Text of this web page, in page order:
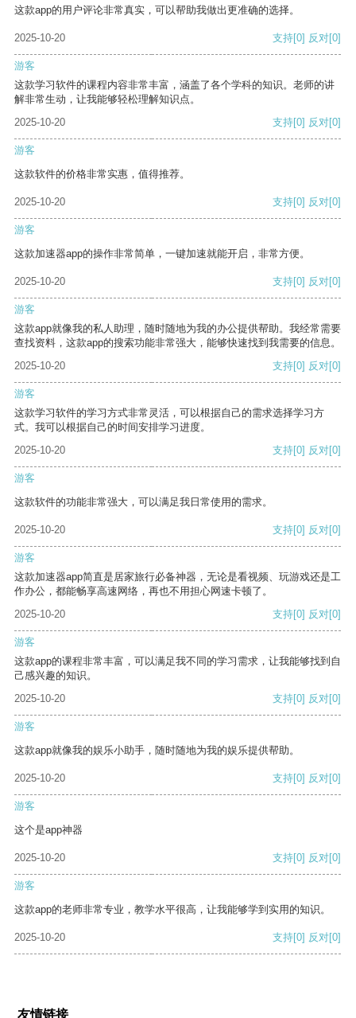
这款app的用户评论非常真实，可以帮助我做出更准确的选择。
2025-10-20 支持[0] 反对[0]
游客
这款学习软件的课程内容非常丰富，涵盖了各个学科的知识。老师的讲
解非常生动，让我能够轻松理解知识点。
2025-10-20
支持[0] 反对[0]
游客
这款软件的价格非常实惠，值得推荐。
2025-10-20 支持[0] 反对[0]
游客
这款加速器app的操作非常简单，一键加速就能开启，非常方便。
2025-10-20 支持[0] 反对[0]
游客
这款app就像我的私人助理，随时随地为我的办公提供帮助。我经常需要
查找资料，这款app的搜索功能非常强大，能够快速找到我需要的信息。
2025-10-20
支持[0] 反对[0]
游客
这款学习软件的学习方式非常灵活，可以根据自己的需求选择学习方
式。我可以根据自己的时间安排学习进度。
2025-10-20
支持[0] 反对[0]
游客
这款软件的功能非常强大，可以满足我日常使用的需求。
2025-10-20 支持[0] 反对[0]
游客
这款加速器app简直是居家旅行必备神器，无论是看视频、玩游戏还是工
作办公，都能畅享高速网络，再也不用担心网速卡顿了。
2025-10-20
支持[0] 反对[0]
游客
这款app的课程非常丰富，可以满足我不同的学习需求，让我能够找到自
己感兴趣的知识。
2025-10-20
支持[0] 反对[0]
游客
这款app就像我的娱乐小助手，随时随地为我的娱乐提供帮助。
2025-10-20 支持[0] 反对[0]
游客
这个是app神器
2025-10-20 支持[0] 反对[0]
游客
这款app的老师非常专业，教学水平很高，让我能够学到实用的知识。
2025-10-20 支持[0] 反对[0]
友情链接